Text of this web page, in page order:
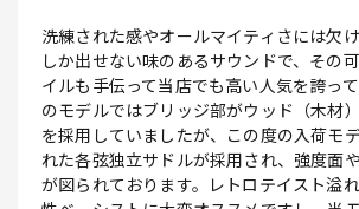
洗練された感やオールマイティさには欠
しか出せない味のあるサウンドで、その
イルも手伝って当店でも高い人気を誇っ
のモデルではブリッジ部がウッド（木材
を採用していましたが、この度の入荷モ
れた各弦独立サドルが採用され、強度面
が図られております。レトロテイスト溢